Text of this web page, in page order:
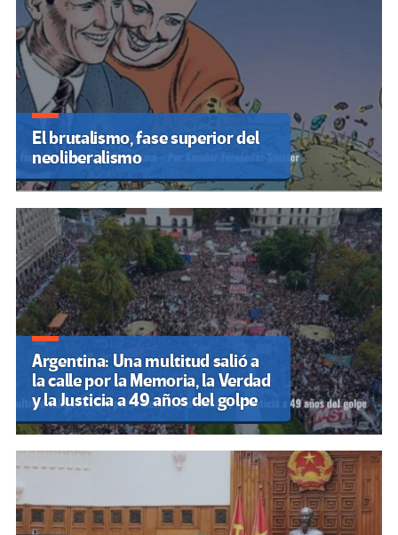
El brutalismo, fase superior del
neoliberalismo
Argentina: Una multitud salió a
la calle por la Memoria, la Verdad
y la Justicia a 49 años del golpe